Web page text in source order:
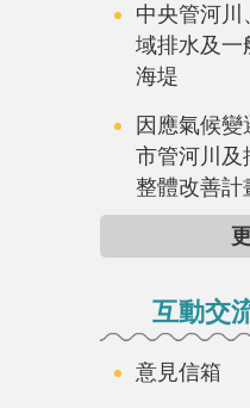
中央管河川
域排水及一
海堤
因應氣候變
市管河川及
整體改善計
互動交
意見信箱